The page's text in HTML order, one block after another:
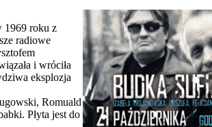
1969 roku z
radiowe
i wróciła
eksplozja
Romuald
Płyta jest do